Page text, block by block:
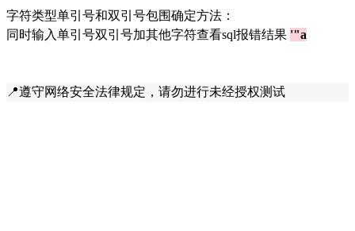
字符类型单引号和双引号包围确定方法：
同时输入单引号双引号加其他字符查看sql报错结果 '"a
📍遵守网络安全法律规定，请勿进行未经授权测试